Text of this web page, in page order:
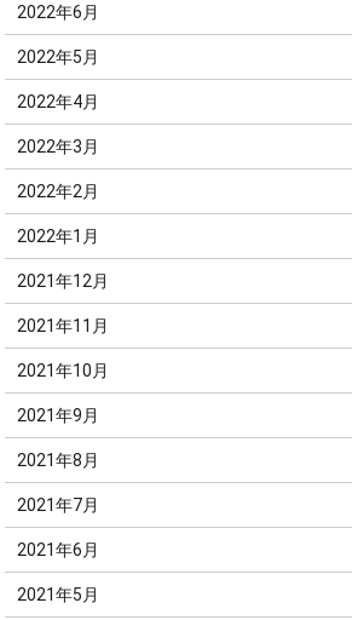
2022年6月
2022年5月
2022年4月
2022年3月
2022年2月
2022年1月
2021年12月
2021年11月
2021年10月
2021年9月
2021年8月
2021年7月
2021年6月
2021年5月